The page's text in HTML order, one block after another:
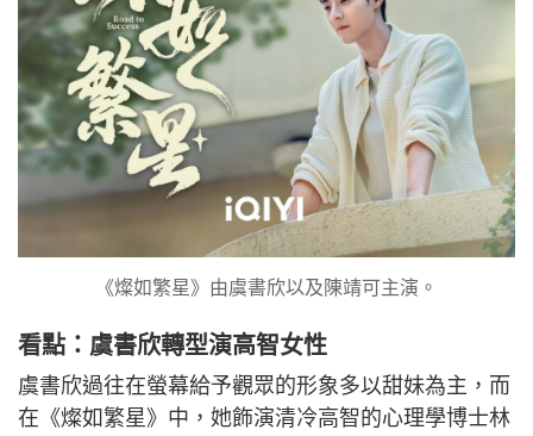
《燦如繁星》由虞書欣以及陳靖可主演。
看點：虞書欣轉型演高智女性
虞書欣過往在螢幕給予觀眾的形象多以甜妹為主，而
在《燦如繁星》中，她飾演清冷高智的心理學博士林